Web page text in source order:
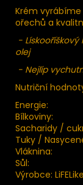
Krém
ořechů a
-
olej
- Nejlíp
Nutriční
Energie:
Bílkoviny:
Sacharidy /
Tuky /
Vláknina:
Sůl:
Výrobce: LiFELike